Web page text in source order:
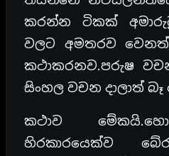
කරන්න ටිකක්
වලට අමතරව
කථාකරනව.පරුෂ
සිංහල වචන දාලාත් බෑ
කථාව
හිරකාරයෙක්ව